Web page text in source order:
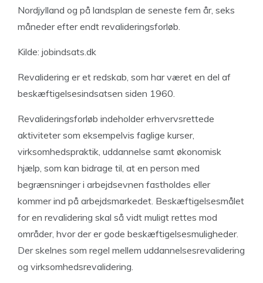
Nordjylland og på landsplan de seneste fem år, seks
måneder efter endt revalideringsforløb.
Kilde: jobindsats.dk
Revalidering er et redskab, som har været en del af
beskæftigelsesindsatsen siden 1960.
Revalideringsforløb indeholder erhvervsrettede
aktiviteter som eksempelvis faglige kurser,
virksomhedspraktik, uddannelse samt økonomisk
hjælp, som kan bidrage til, at en person med
begrænsninger i arbejdsevnen fastholdes eller
kommer ind på arbejdsmarkedet. Beskæftigelsesmålet
for en revalidering skal så vidt muligt rettes mod
områder, hvor der er gode beskæftigelsesmuligheder.
Der skelnes som regel mellem uddannelsesrevalidering
og virksomhedsrevalidering.